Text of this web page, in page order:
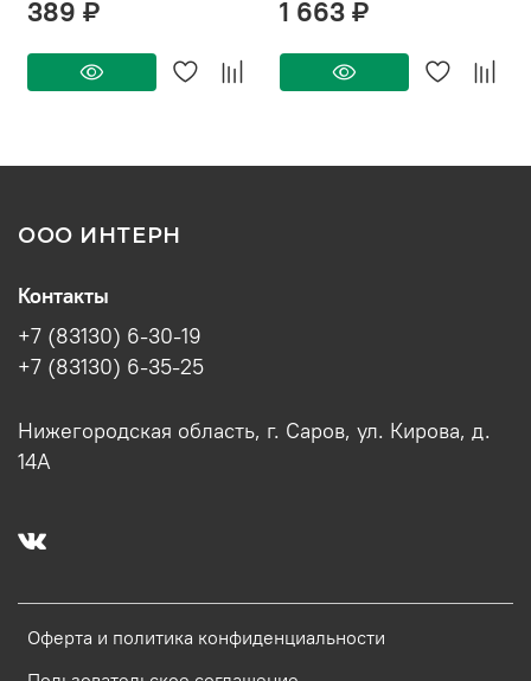
389 ₽ 1 663 ₽
ООО ИНТЕРН
Оферта и политика конфиденциальности
Контакты
+7 (83130) 6-30-19
+7 (83130) 6-35-25
Нижегородская область, г. Саров, ул. Кирова, д.
14А